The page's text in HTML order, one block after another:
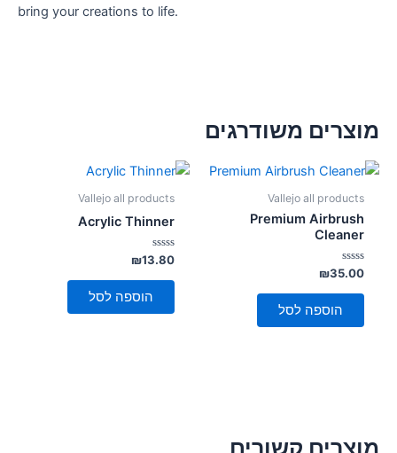
bring your creations to life.
מוצרים משודרגים
Vallejo all products
Premium Airbrush
Cleaner
דורג
0
מתוך
₪35.00
הוספה לסל
Vallejo all products
Acrylic Thinner
דורג
0
מתוך
₪13.80
הוספה לסל
מוצרים קשורים